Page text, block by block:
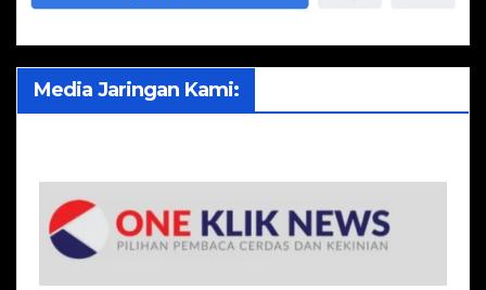
Media Jaringan Kami: